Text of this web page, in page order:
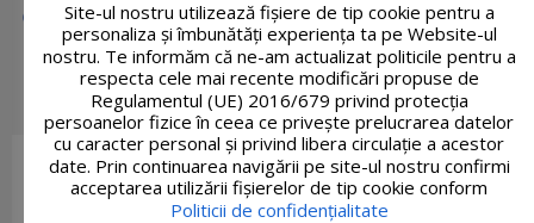
Site-ul nostru utilizează fişiere de tip cookie pentru a
personaliza și îmbunătăți experiența ta pe Website-ul
nostru. Te informăm că ne-am actualizat politicile pentru a
respecta cele mai recente modificări propuse de
Regulamentul (UE) 2016/679 privind protecția
persoanelor fizice în ceea ce privește prelucrarea datelor
cu caracter personal și privind libera circulație a acestor
date. Prin continuarea navigării pe site-ul nostru confirmi
acceptarea utilizării fişierelor de tip cookie conform
Politicii de confidențialitate